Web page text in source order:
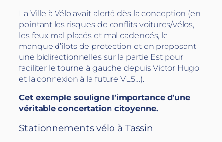
La Ville à Vélo avait alerté dès la conception (en
pointant les risques de conflits voitures/vélos,
les feux mal placés et mal cadencés, le
manque d’îlots de protection et en proposant
une bidirectionnelles sur la partie Est pour
faciliter le tourne à gauche depuis Victor Hugo
et la connexion à la future VL5…).
Cet exemple souligne l’importance d’une
véritable concertation citoyenne.
Stationnements vélo à Tassin